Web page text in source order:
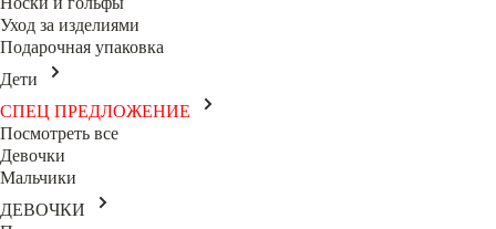
Уход за изделиями
Подарочная упаковка
Дети
СПЕЦ ПРЕДЛОЖЕНИЕ
Посмотреть все
Девочки
Мальчики
ДЕВОЧКИ